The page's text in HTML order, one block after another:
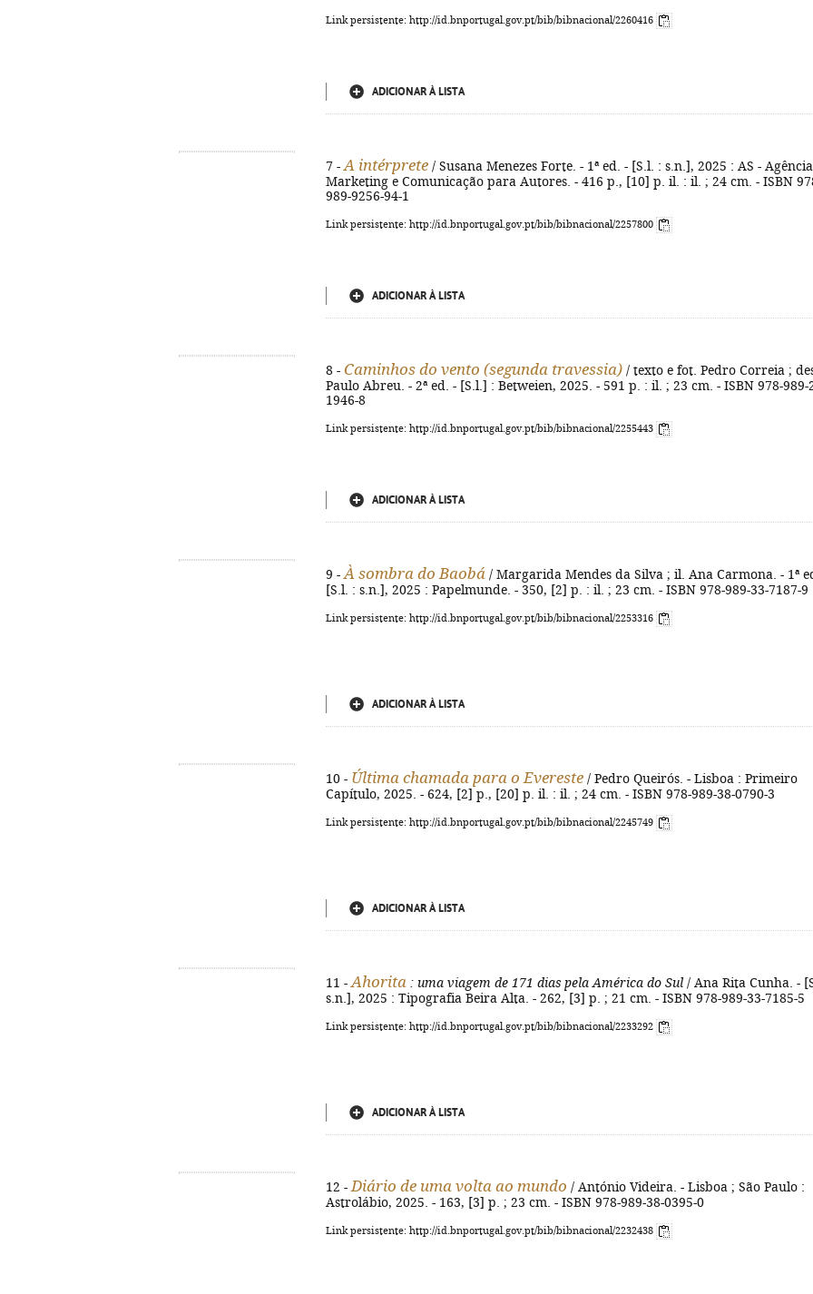
Link persistente: http://id.bnportugal.gov.pt/bib/bibnacional/2260416
ADICIONAR À LISTA
7 - A intérprete / Susana Menezes Forte. - 1ª ed. - [S.l. : s.n.], 2025 : AS -
Marketing e Comunicação para Autores. - 416 p., [10] p. il. : il. ; 24 cm. - ISBN
989-9256-94-1
Link persistente: http://id.bnportugal.gov.pt/bib/bibnacional/2257800
ADICIONAR À LISTA
8 - Caminhos do vento (segunda travessia) / texto e fot. Pedro Correia ;
Paulo Abreu. - 2ª ed. - [S.l.] : Betweien, 2025. - 591 p. : il. ; 23 cm. - ISBN 978-989-
1946-8
Link persistente: http://id.bnportugal.gov.pt/bib/bibnacional/2255443
ADICIONAR À LISTA
9 - À sombra do Baobá / Margarida Mendes da Silva ; il. Ana Carmona. - 1ª
[S.l. : s.n.], 2025 : Papelmunde. - 350, [2] p. : il. ; 23 cm. - ISBN 978-989-33-7187-9
Link persistente: http://id.bnportugal.gov.pt/bib/bibnacional/2253316
ADICIONAR À LISTA
10 - Última chamada para o Evereste / Pedro Queirós. - Lisboa : Primeiro
Capítulo, 2025. - 624, [2] p., [20] p. il. : il. ; 24 cm. - ISBN 978-989-38-0790-3
Link persistente: http://id.bnportugal.gov.pt/bib/bibnacional/2245749
ADICIONAR À LISTA
11 - Ahorita : uma viagem de 171 dias pela América do Sul / Ana Rita Cunha. -
s.n.], 2025 : Tipografia Beira Alta. - 262, [3] p. ; 21 cm. - ISBN 978-989-33-7185-5
Link persistente: http://id.bnportugal.gov.pt/bib/bibnacional/2233292
ADICIONAR À LISTA
12 - Diário de uma volta ao mundo / António Videira. - Lisboa ; São Paulo :
Astrolábio, 2025. - 163, [3] p. ; 23 cm. - ISBN 978-989-38-0395-0
Link persistente: http://id.bnportugal.gov.pt/bib/bibnacional/2232438